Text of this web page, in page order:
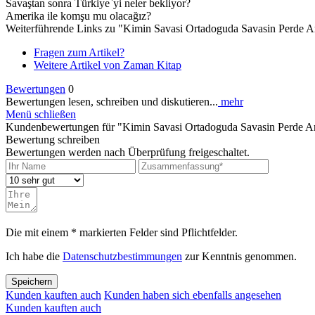
Savaştan sonra Türkiye`yi neler bekliyor?
Amerika ile komşu mu olacağız?
Weiterführende Links zu "Kimin Savasi Ortadoguda Savasin Perde
Fragen zum Artikel?
Weitere Artikel von Zaman Kitap
Bewertungen 0
Bewertungen lesen, schreiben und diskutieren... mehr
Menü schließen
Kundenbewertungen für "Kimin Savasi Ortadoguda Savasin Perde
Bewertung schreiben
Bewertungen werden nach Überprüfung freigeschaltet.
Die mit einem * markierten Felder sind Pflichtfelder.
Ich habe die Datenschutzbestimmungen zur Kenntnis genommen.
Speichern
Kunden kauften auch Kunden haben sich ebenfalls angesehen
Kunden kauften auch